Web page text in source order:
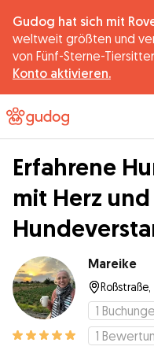
Gudog hat sich mit
weltweit größten und
von Fünf-Sterne-
Konto aktivieren.
Erfahrene
mit Herz
Mareike
1
1